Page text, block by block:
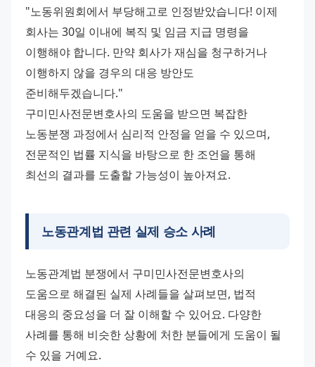
"노동위원회에서 부당해고로 인정받았습니다! 이제
회사는 30일 이내에 복직 및 임금 지급 명령을
이행해야 합니다. 만약 회사가 재심을 청구하거나
이행하지 않을 경우의 대응 방안도
준비해두겠습니다."
구미민사전문변호사의 도움을 받으면 복잡한
노동분쟁 과정에서 심리적 안정을 얻을 수 있으며,
전문적인 법률 지식을 바탕으로 한 조언을 통해
최선의 결과를 도출할 가능성이 높아져요.
노동관계법 관련 실제 승소 사례
노동관계법 분쟁에서 구미민사전문변호사의
도움으로 해결된 실제 사례들을 살펴보면, 법적
대응의 중요성을 더 잘 이해할 수 있어요. 다양한
사례를 통해 비슷한 상황에 처한 분들에게 도움이 될
수 있을 거예요.